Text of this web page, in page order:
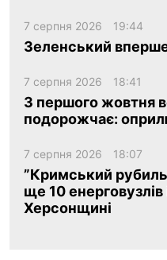
7 серпня 2026 19:44
Зеленський
7 серпня 2026 18:41
З першого жовтня
подорожчає:
7 серпня 2026 18:07
”Кримський
ще 10
Херсонщині